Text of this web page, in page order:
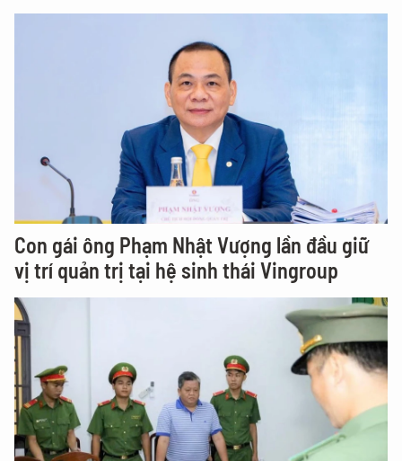
Con gái ông Phạm Nhật Vượng lần đầu giữ
vị trí quản trị tại hệ sinh thái Vingroup